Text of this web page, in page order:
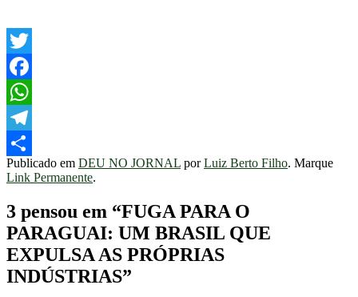
Twitter
Facebook
WhatsApp
Telegram
Share
Publicado em DEU NO JORNAL porLuiz Berto Filho. Marque
Link Permanente.
3 pensou em “FUGA PARA O
PARAGUAI: UM BRASIL QUE
EXPULSA AS PRÓPRIAS
INDÚSTRIAS”